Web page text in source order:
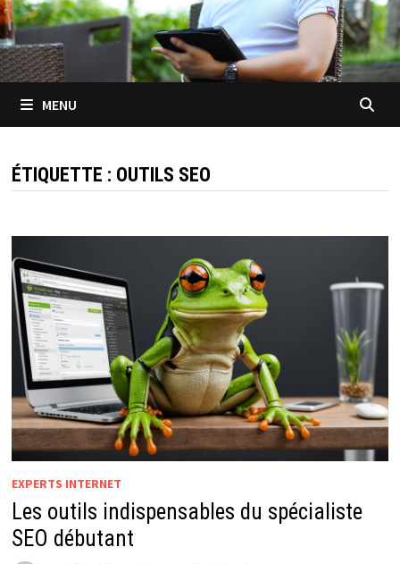
MENU
ÉTIQUETTE : OUTILS SEO
EXPERTS INTERNET
Les outils indispensables du spécialiste
SEO débutant